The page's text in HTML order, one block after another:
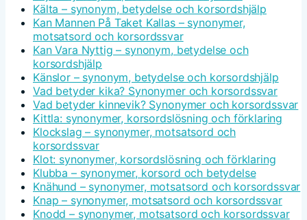
Kälta – synonym, betydelse och korsordshjälp
Kan Mannen På Taket Kallas – synonymer,
motsatsord och korsordssvar
Kan Vara Nyttig – synonym, betydelse och
korsordshjälp
Känslor – synonym, betydelse och korsordshjälp
Vad betyder kika? Synonymer och korsordssvar
Vad betyder kinnevik? Synonymer och korsordssvar
Kittla: synonymer, korsordslösning och förklaring
Klockslag – synonymer, motsatsord och
korsordssvar
Klot: synonymer, korsordslösning och förklaring
Klubba – synonymer, korsord och betydelse
Knähund – synonymer, motsatsord och korsordssvar
Knap – synonymer, motsatsord och korsordssvar
Knodd – synonymer, motsatsord och korsordssvar